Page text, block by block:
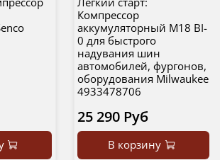
Компрессор
аккумуляторный M18 BI-
0 для быстрого
надувания шин
автомобилей, фургонов,
оборудования Milwaukee
4933478706
25 290 Руб
В корзину